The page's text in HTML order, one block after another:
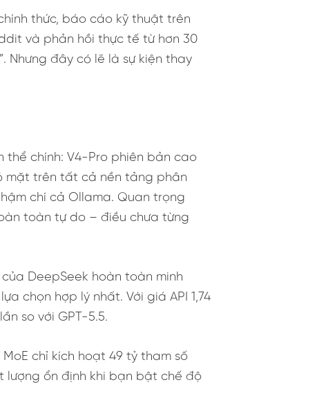
thức, báo cáo kỹ thuật trên
và phản hồi thực tế từ hơn 30
Nhưng đây có lẽ là sự kiện thay
thể chính: V4-Pro phiên bản cao
mặt trên tất cả nền tảng phân
chí cả Ollama. Quan trọng
toàn tự do – điều chưa từng
DeepSeek hoàn toàn minh
chọn hợp lý nhất. Với giá API 1,74
so với GPT-5.5.
chỉ kích hoạt 49 tỷ tham số
lượng ổn định khi bạn bật chế độ